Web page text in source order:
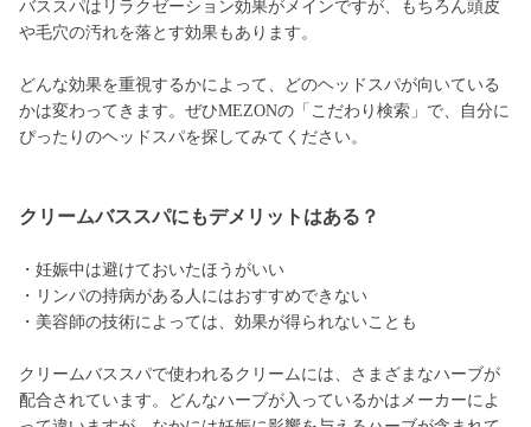
バススパはリラクゼーション効果がメインですが、もちろん頭皮
や毛穴の汚れを落とす効果もあります。
どんな効果を重視するかによって、どのヘッドスパが向いている
かは変わってきます。ぜひMEZONの「こだわり検索」で、自分に
ぴったりのヘッドスパを探してみてください。
クリームバススパにもデメリットはある？
・妊娠中は避けておいたほうがいい
・リンパの持病がある人にはおすすめできない
・美容師の技術によっては、効果が得られないことも
クリームバススパで使われるクリームには、さまざまなハーブが
配合されています。どんなハーブが入っているかはメーカーによ